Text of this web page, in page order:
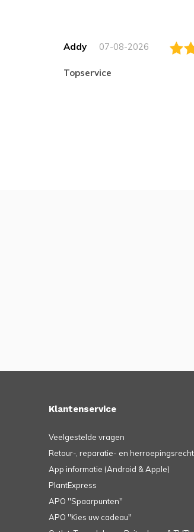
Addy 07-08-2026
topservice
Klantenservice
Veelgestelde vragen
Retour-, reparatie- en herroepingsrecht
App informatie (Android & Apple)
PlantExpress
APO ''Spaarpunten''
APO ''Kies uw cadeau''